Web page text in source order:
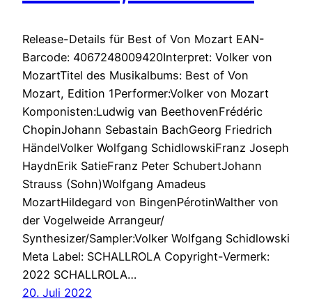
Release-Details für Best of Von Mozart EAN-
Barcode: 4067248009420Interpret: Volker von
MozartTitel des Musikalbums: Best of Von
Mozart, Edition 1Performer:Volker von Mozart
Komponisten:Ludwig van BeethovenFrédéric
ChopinJohann Sebastain BachGeorg Friedrich
HändelVolker Wolfgang SchidlowskiFranz Joseph
HaydnErik SatieFranz Peter SchubertJohann
Strauss (Sohn)Wolfgang Amadeus
MozartHildegard von BingenPérotinWalther von
der Vogelweide Arrangeur/
Synthesizer/Sampler:Volker Wolfgang Schidlowski
Meta Label: SCHALLROLA Copyright-Vermerk:
2022 SCHALLROLA…
20. Juli 2022